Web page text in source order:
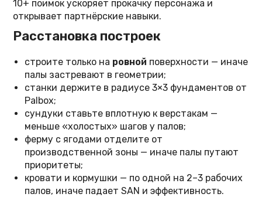
10+ поимок ускоряет прокачку персонажа и
открывает партнёрские навыки.
Расстановка построек
строите только на ровной поверхности — иначе
палы застревают в геометрии;
станки держите в радиусе 3×3 фундаментов от
Palbox;
сундуки ставьте вплотную к верстакам —
меньше «холостых» шагов у палов;
ферму с ягодами отделите от
производственной зоны — иначе палы путают
приоритеты;
кровати и кормушки — по одной на 2–3 рабочих
палов, иначе падает SAN и эффективность.